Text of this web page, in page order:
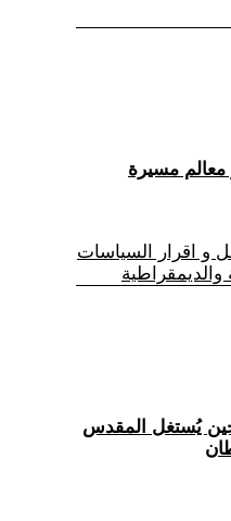
هي أبرز معالم مسيرة
و اقرار السياسات
حين يُستغل المقدس